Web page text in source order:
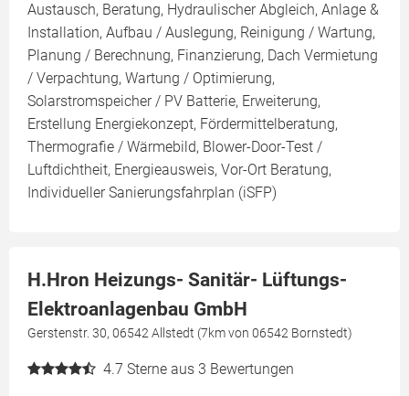
Austausch, Beratung, Hydraulischer Abgleich, Anlage &
Installation, Aufbau / Auslegung, Reinigung / Wartung,
Planung / Berechnung, Finanzierung, Dach Vermietung
/ Verpachtung, Wartung / Optimierung,
Solarstromspeicher / PV Batterie, Erweiterung,
Erstellung Energiekonzept, Fördermittelberatung,
Thermografie / Wärmebild, Blower-Door-Test /
Luftdichtheit, Energieausweis, Vor-Ort Beratung,
Individueller Sanierungsfahrplan (iSFP)
H.Hron Heizungs- Sanitär- Lüftungs-
Elektroanlagenbau GmbH
Gerstenstr. 30, 06542 Allstedt (7km von 06542 Bornstedt)
4.7 Sterne aus 3 Bewertungen